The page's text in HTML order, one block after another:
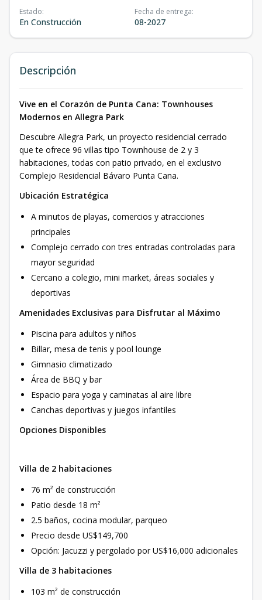
Estado:
En Construcción
Fecha de entrega:
08-2027
Descripción
Vive en el Corazón de Punta Cana: Townhouses
Modernos en Allegra Park
Descubre Allegra Park, un proyecto residencial cerrado
que te ofrece 96 villas tipo Townhouse de 2 y 3
habitaciones, todas con patio privado, en el exclusivo
Complejo Residencial Bávaro Punta Cana.
Ubicación Estratégica
A minutos de playas, comercios y atracciones
principales
Complejo cerrado con tres entradas controladas para
mayor seguridad
Cercano a colegio, mini market, áreas sociales y
deportivas
Amenidades Exclusivas para Disfrutar al Máximo
Piscina para adultos y niños
Billar, mesa de tenis y pool lounge
Gimnasio climatizado
Área de BBQ y bar
Espacio para yoga y caminatas al aire libre
Canchas deportivas y juegos infantiles
Opciones Disponibles
Villa de 2 habitaciones
76 m² de construcción
Patio desde 18 m²
2.5 baños, cocina modular, parqueo
Precio desde US$149,700
Opción: Jacuzzi y pergolado por US$16,000 adicionales
Villa de 3 habitaciones
103 m² de construcción